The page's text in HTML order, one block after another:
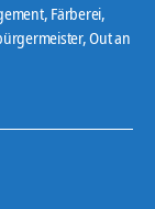
, Färberei,
,Out an